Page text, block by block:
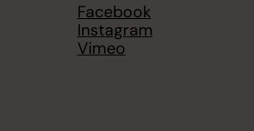
Facebook
Instagram
Vimeo